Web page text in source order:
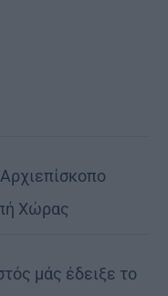
Χώρας
μάς έδειξε το